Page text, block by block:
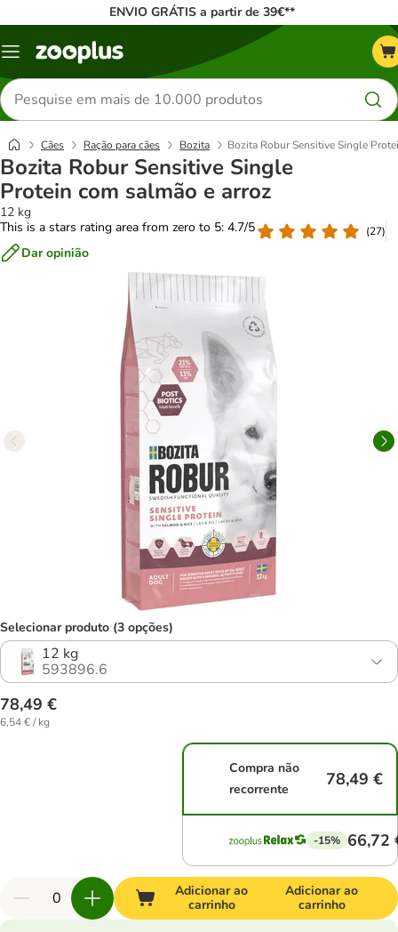
ENVIO GRÁTIS a partir de 39€**
Menu
Pesquisar
produtos
Cães Ração para cães Bozita Bozita Robur Sensitive Single
Bozita Robur Sensitive Single
Protein com salmão e arroz
12 kg
This is a stars rating area from zero to 5: 4.7/5
(27)
Dar opinião
Selecionar produto (3 opções)
12 kg
593896.6
78,49 €
6,54 € / kg
Compra não
recorrente
78,49 €
-15% 66,72
Adicionar ao
carrinho
Adicionar ao
carrinho